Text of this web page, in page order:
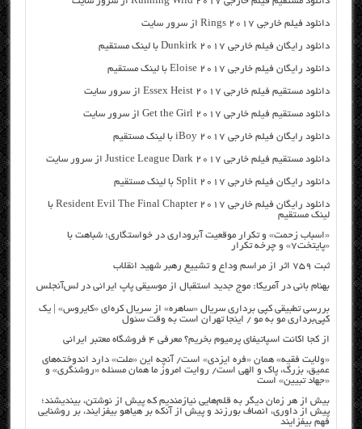
دانلود فیلم خارجی Rings 2017 از سرور سایت
دانلود رایگان فیلم خارجی Dunkirk 2017 با لینک مستقیم
دانلود رایگان فیلم خارجی Eloise 2017 با لینک مستقیم
دانلود مستقیم فیلم خارجی Essex Heist 2017 از سرور سایت
دانلود مستقیم فیلم خارجی Get the Girl 2017 از سرور سایت
دانلود رایگان فیلم خارجی iBoy 2017 با لینک مستقیم
دانلود مستقیم فیلم خارجی Justice League Dark 2017 از سرور سایت
دانلود رایگان فیلم خارجی Split 2017 با لینک مستقیم
دانلود رایگان فیلم خارجی Resident Evil The Final Chapter 2017 با
لینک مستقیم
«اسباب زحمت» و تکرار موقعیت آبروداری در خواستگاری؛ شباهت با
«پایتخت۷» و چرخه تکرار
ثبت ۷۵۹ اثر از مراسم وداع و تشییع رهبر شهید انقلاب
بهنام بانی در آمریکا: موج جدید استقبال از موسیقی پاپ ایرانی در لس‌آنجلس
بررسی تطبیقی کپی برداری سریال «ساهره» از سریال کره‌ای «کایروس» | یک
کپی‌برداری مو به مو / اینجا تهران است به وقت سئول
از کجا اکانت اسپاتیفای پرمیوم بخریم؟ معرفی ۴ فروشگاه معتبر ایرانی
«ولایت فقیه» همان «فره ایزدی» است/ آنچه این «ملت» دارد اندوخته‌های
عمیق، بزرگ، پاک و الهی است/ روایت امروز ما همان مسئله «روشنگری» و
«جهاد تبیین» است
بیش از هر زمان دیگر به قلم‌هایی نیازمندیم که پیش از نوشتن، بیندیشند؛
پیش از داوری، انصاف بورزند و پیش از آنکه بر هیاهو بیفزایند، بر روشنایی
فهم بیفزایند